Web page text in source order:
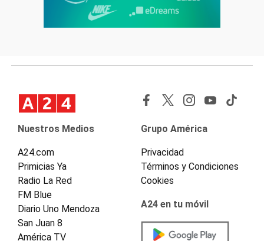
Nuestros Medios
A24.com
Primicias Ya
Radio La Red
FM Blue
Diario Uno Mendoza
San Juan 8
América TV
Grupo América
Privacidad
Términos y Condiciones
Cookies
A24 en tu móvil